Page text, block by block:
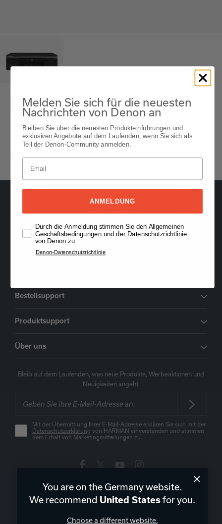
D-F107
Mini Hi-Fi System
vielseitigen Audio-Wiedergabeoptionen, einschließlich CD, FM / AM-
Radio und digitaler Medien über USB, mit einem stilvollen Design,
hochwertiger Audio-Wiedergabe und benutzerfreundlichen
Steuerelementen, die ein angenehmes Hörerlebnis bieten.
Black
Oude Stadsgracht 1, 5611DD Eindhoven, NL
+49 (0) 2157 1373 706
Bestellsupport
Produktsupport
Über uns
Bleib auf dem Laufenden, was neue Produkte, Werbeaktionen und
Neuigkeiten angeht.
Mit der Übermittlung Ihrer E-Mail-Adresse erklären Sie sich mit der
Datenschutzerklärung von HARMAN einverstanden und stimmen
dem Erhalt von Marketingmitteilungen zu.
Deutschland| DE
You are on the Germany website.
We recommend United Statesfor you.
Choose a different website.
Melden Sie sich für die neuesten
Nachrichten von Denon an
Bleiben Sie über die neuesten Produkteinführungen und
exklusiven Angebote auf dem Laufenden, wenn Sie sich als
Teil der Denon-Community anmelden.
ANMELDUNG
Durch die Anmeldung stimmen Sie den Allgemeinen
Geschäftsbedingungen und der Datenschutzrichtlinie
von Denon zu
Denon-Datenschutzrichtlinie